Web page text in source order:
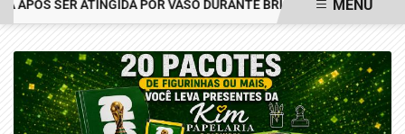
SER ATINGIDA POR VASO DURANTE BRIGA FAMILIAR EMMENU